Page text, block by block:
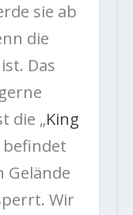
sie ab
die
Das
die „King
befindet
Gelände
Wir